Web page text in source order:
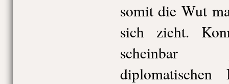
somit die Wut
sich zieht.
scheinbar